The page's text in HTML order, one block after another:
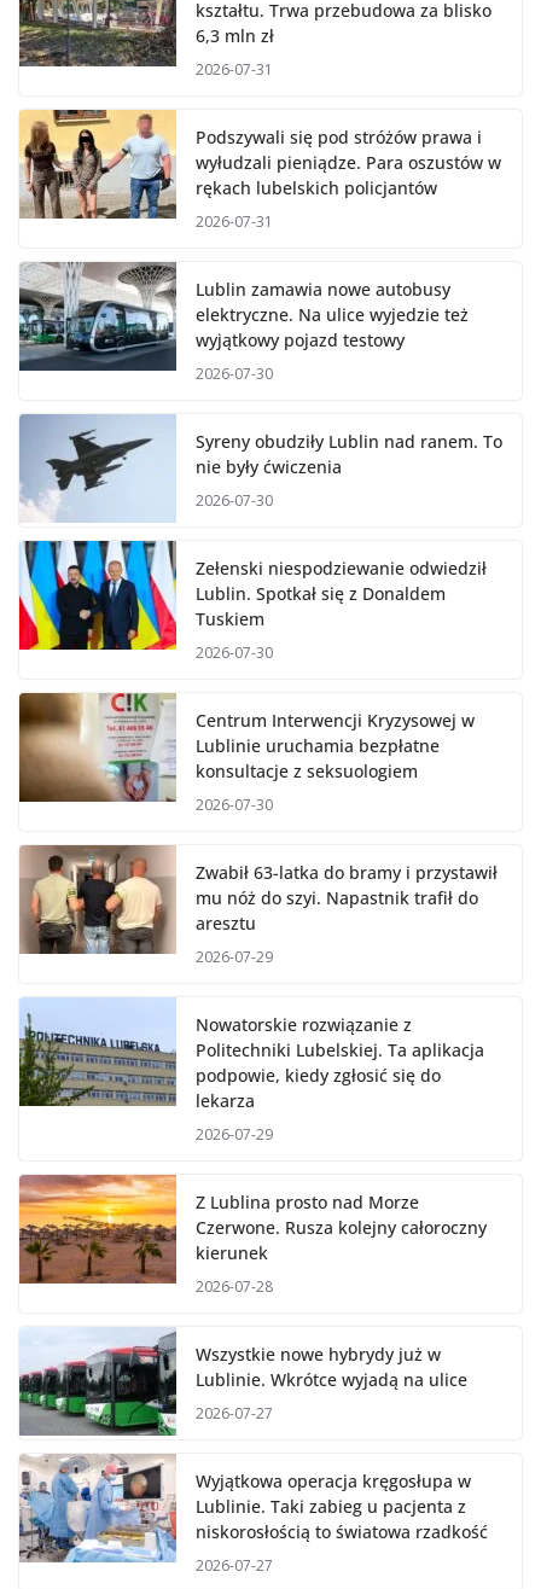
kształtu. Trwa przebudowa za blisko
6,3 mln zł
2026-07-31
Podszywali się pod stróżów prawa i
wyłudzali pieniądze. Para oszustów w
rękach lubelskich policjantów
2026-07-31
Lublin zamawia nowe autobusy
elektryczne. Na ulice wyjedzie też
wyjątkowy pojazd testowy
2026-07-30
Syreny obudziły Lublin nad ranem. To
nie były ćwiczenia
2026-07-30
Zełenski niespodziewanie odwiedził
Lublin. Spotkał się z Donaldem
Tuskiem
2026-07-30
Centrum Interwencji Kryzysowej w
Lublinie uruchamia bezpłatne
konsultacje z seksuologiem
2026-07-30
Zwabił 63-latka do bramy i przystawił
mu nóż do szyi. Napastnik trafił do
aresztu
2026-07-29
Nowatorskie rozwiązanie z
Politechniki Lubelskiej. Ta aplikacja
podpowie, kiedy zgłosić się do
lekarza
2026-07-29
Z Lublina prosto nad Morze
Czerwone. Rusza kolejny całoroczny
kierunek
2026-07-28
Wszystkie nowe hybrydy już w
Lublinie. Wkrótce wyjadą na ulice
2026-07-27
Wyjątkowa operacja kręgosłupa w
Lublinie. Taki zabieg u pacjenta z
niskorosłością to światowa rzadkość
2026-07-27